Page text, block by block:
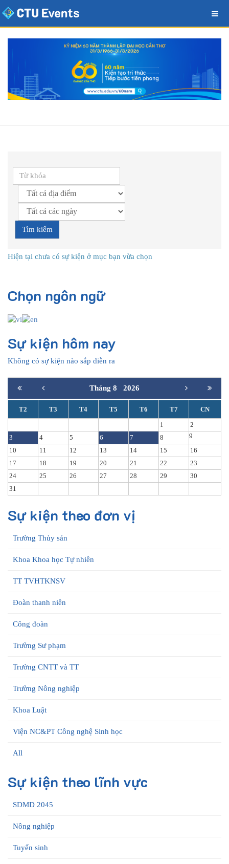
Hiện tại chưa có sự kiện ở mục bạn vừa chọn
Chọn ngôn ngữ
Sự kiện hôm nay
Không có sự kiện nào sắp diễn ra
Tháng 8 2026
T2 T3 T4 T5 T6 T7
CN
1
2
3
4 5 6 7 8
9
10
11 12 13 14 15
16
17
18 19 20 21 22
23
24
25 26 27 28 29
30
31
Sự kiện theo đơn vị
Trường Thủy sản
Khoa Khoa học Tự nhiên
TT TVHTKNSV
Đoàn thanh niên
Công đoàn
Trường Sư phạm
Trường CNTT và TT
Trường Nông nghiệp
Khoa Luật
Viện NC&PT Công nghệ Sinh học
All
Sự kiện theo lĩnh vực
SDMD 2045
Nông nghiệp
Tuyển sinh